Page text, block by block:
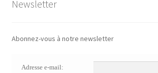
Newsletter
Abonnez-vous à notre newsletter
Adresse e-mail: